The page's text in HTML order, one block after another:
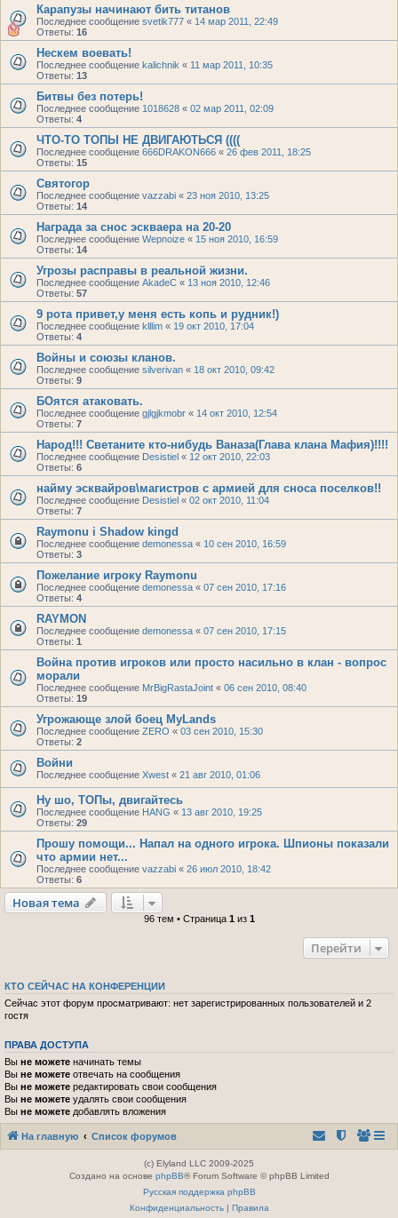
Карапузы начинают бить титанов
Последнее сообщение svetik777 « 14 мар 2011, 22:49
Ответы: 16
Нескем воевать!
Последнее сообщение kalichnik « 11 мар 2011, 10:35
Ответы: 13
Битвы без потерь!
Последнее сообщение 1018628 « 02 мар 2011, 02:09
Ответы: 4
ЧТО-ТО ТОПЫ НЕ ДВИГАЮТЬСЯ ((((
Последнее сообщение 666DRAKON666 « 26 фев 2011, 18:25
Ответы: 15
Святогор
Последнее сообщение vazzabi « 23 ноя 2010, 13:25
Ответы: 14
Награда за снос эскваера на 20-20
Последнее сообщение Wepnoize « 15 ноя 2010, 16:59
Ответы: 14
Угрозы расправы в реальной жизни.
Последнее сообщение AkadeC « 13 ноя 2010, 12:46
Ответы: 57
9 рота привет,у меня есть копь и рудник!)
Последнее сообщение klllim « 19 окт 2010, 17:04
Ответы: 4
Войны и союзы кланов.
Последнее сообщение silverivan « 18 окт 2010, 09:42
Ответы: 9
БОятся атаковать.
Последнее сообщение gjlgjkmobr « 14 окт 2010, 12:54
Ответы: 7
Народ!!! Светаните кто-нибудь Ваназа(Глава клана Мафия)!!!!
Последнее сообщение Desistiel « 12 окт 2010, 22:03
Ответы: 6
найму эсквайров\магистров с армией для сноса поселков!!
Последнее сообщение Desistiel « 02 окт 2010, 11:04
Ответы: 7
Raymonu i Shadow kingd
Последнее сообщение demonessa « 10 сен 2010, 16:59
Ответы: 3
Пожелание игроку Raymonu
Последнее сообщение demonessa « 07 сен 2010, 17:16
Ответы: 4
RAYMON
Последнее сообщение demonessa « 07 сен 2010, 17:15
Ответы: 1
Война против игроков или просто насильно в клан - вопрос
морали
Последнее сообщение MrBigRastaJoint « 06 сен 2010, 08:40
Ответы: 19
Угрожающе злой боец MyLands
Последнее сообщение ZERO « 03 сен 2010, 15:30
Ответы: 2
Войни
Последнее сообщение Xwest « 21 авг 2010, 01:06
Ну шо, ТОПы, двигайтесь
Последнее сообщение HANG « 13 авг 2010, 19:25
Ответы: 29
Прошу помощи... Напал на одного игрока. Шпионы показали
что армии нет...
Последнее сообщение vazzabi « 26 июл 2010, 18:42
Ответы: 6
Новая тема
96 тем • Страница 1из 1
Перейти
КТО СЕЙЧАС НА КОНФЕРЕНЦИИ
Сейчас этот форум просматривают: нет зарегистрированных пользователей и 2
гостя
ПРАВА ДОСТУПА
Вы не можете начинать темы
Вы не можете отвечать на сообщения
Вы не можете редактировать свои сообщения
Вы не можете удалять свои сообщения
Вы не можете добавлять вложения
На главную Список форумов
(c) Elyland LLC 2009-2025
Создано на основе phpBB® Forum Software © phpBB Limited
Русская поддержка phpBB
Конфиденциальность| Правила